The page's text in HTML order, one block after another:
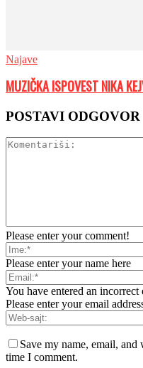
Najave
MUZIČKA ISPOVEST NIKA
POSTAVI ODGOVOR
Please enter your comment!
Please enter your name here
You have entered an incorrect
Please enter your email
Save my name, email,
time I comment.